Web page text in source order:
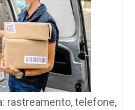
rastreamento, telefone,